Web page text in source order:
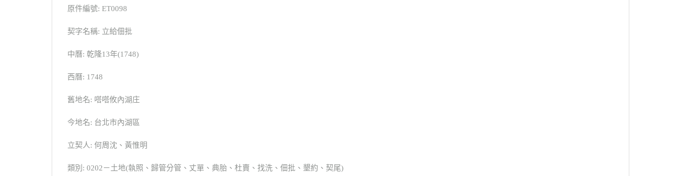
原件編號: ET0098
契字名稱: 立給佃批
中曆: 乾隆13年(1748)
西曆: 1748
舊地名: 嗒嗒攸內湖庄
今地名: 台北市內湖區
立契人: 何周沈、黃惟明
類別: 0202－土地(執照、歸管分管、丈單、典胎、杜賣、找洗、佃批、墾約、契尾)